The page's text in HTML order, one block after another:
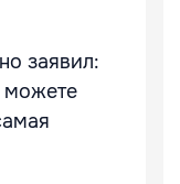
заявил:
можете